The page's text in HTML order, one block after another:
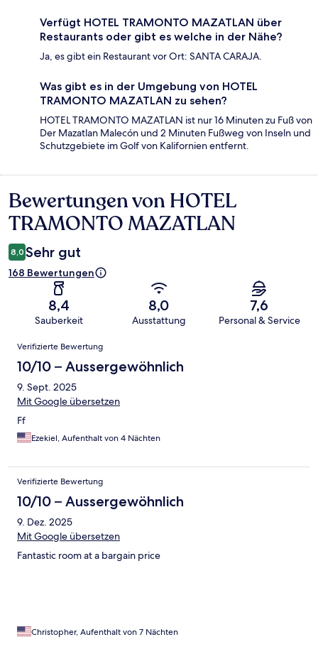
Verfügt HOTEL TRAMONTO MAZATLAN über
Restaurants oder gibt es welche in der Nähe?
Ja, es gibt ein Restaurant vor Ort: SANTA CARAJA.
Was gibt es in der Umgebung von HOTEL
TRAMONTO MAZATLAN zu sehen?
HOTEL TRAMONTO MAZATLAN ist nur 16 Minuten zu Fuß von
Der Mazatlan Malecón und 2 Minuten Fußweg von Inseln und
Schutzgebiete im Golf von Kalifornien entfernt.
Bewertungen
Bewertungen von HOTEL
TRAMONTO MAZATLAN
8,0 Sehr gut
168 Bewertungen
8,4
Sauberkeit
8,0
Ausstattung
7,6
Personal & Service
Bewertungen
Verifizierte Bewertung
10/10 – Aussergewöhnlich
9. Sept. 2025
Mit Google übersetzen
Ff
Ezekiel, Aufenthalt von 4 Nächten
Verifizierte Bewertung
10/10 – Aussergewöhnlich
9. Dez. 2025
Mit Google übersetzen
Fantastic room at a bargain price
Christopher, Aufenthalt von 7 Nächten